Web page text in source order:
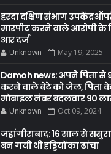
हरदा दक्षिण संभाग उपकेंद्र
मारपीट करने वाले आरोपी
आर दर्ज
Unknown May 19, 2025
Damoh news: अपने पिता से
करने वाले बेटे को जेल, पिता
मोबाइल नंबर बदलवार 90
Unknown Oct 09, 2024
जहांगीराबाद: 16 साल से
बन गयी थी हड्डियों का ढांचा